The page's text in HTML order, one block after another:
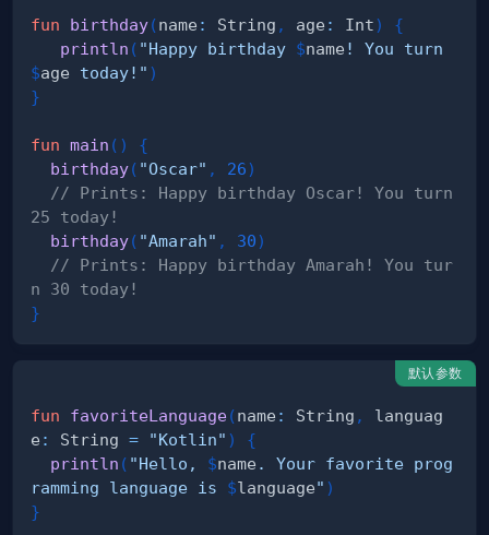
fun birthday(name : String , age : Int)
{
println ( "Happy birthday $name
$age today!" )
}
fun main ( )
{
birthday( "Oscar" , 26)
// Prints: Happy birthday Oscar! You turn
25 today!
birthday( "Amarah" , 30)
// Prints: Happy birthday Amarah! You tur
n 30 today!
}
默认参数
fun favoriteLanguage(name : String ,
languag
e : String = "Kotlin" )
{
println ( "Hello, $name . Your favorite prog
ramming language is $language" )
}